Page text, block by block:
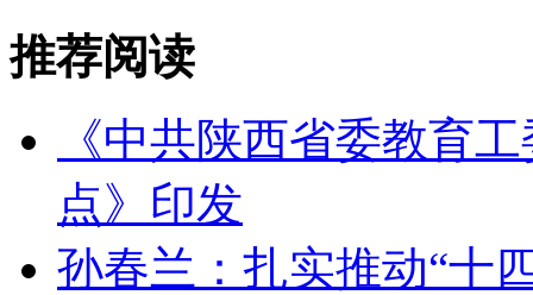
推荐阅读
《中共陕西省委教育
点》印发
孙春兰：扎实推动“十